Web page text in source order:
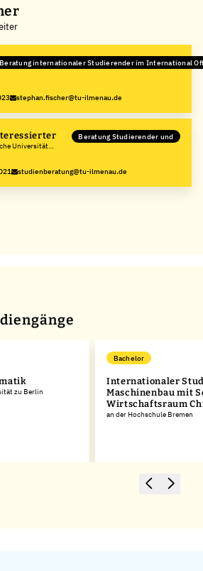
Beratung internationaler Studierender im International
stephan.fischer@tu-ilmenau.de
Universität
Beratung Studierender und
studienberatung@tu-ilmenau.de
zu Berlin
Bachelor
Internationaler
Maschinenbau mit
Wirtschaftsraum
an der Hochschule Bremen